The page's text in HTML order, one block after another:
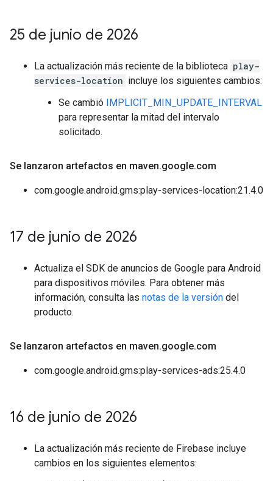
25 de junio de 2026
La actualización más reciente de la biblioteca play-
services-location incluye los siguientes cambios:
Se cambió IMPLICIT_MIN_UPDATE_INTERVAL
para representar la mitad del intervalo
solicitado.
Se lanzaron artefactos en maven.google.com
com.google.android.gms:play-services-location:21.4.0
17 de junio de 2026
Actualiza el SDK de anuncios de Google para Android
para dispositivos móviles. Para obtener más
información, consulta las notas de la versión del
producto.
Se lanzaron artefactos en maven.google.com
com.google.android.gms:play-services-ads:25.4.0
16 de junio de 2026
La actualización más reciente de Firebase incluye
cambios en los siguientes elementos: